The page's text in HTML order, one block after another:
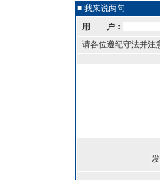
■ 我来说两句
用 户：
请各位遵纪守法并注